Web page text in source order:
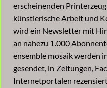
erscheinenden
künstlerische Arbeit und
wird ein Newsletter mit
an nahezu 1.000
ensemble mosaik werden
gesendet, in Zeitungen,
Internetportalen